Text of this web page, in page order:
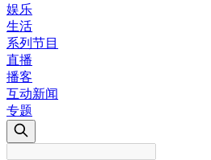
娱乐
生活
系列节目
直播
播客
互动新闻
专题